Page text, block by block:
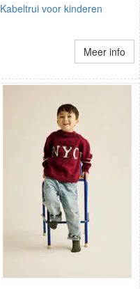
Kabeltrui voor kinderen
Meer info